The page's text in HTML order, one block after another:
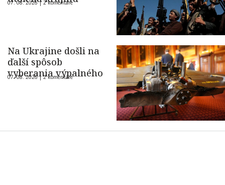
07. 08. 2026 |2 komentáre
Na Ukrajine došli na
ďalší spôsob
vyberania výpalného
07. 08. 2026 |2 komentáre